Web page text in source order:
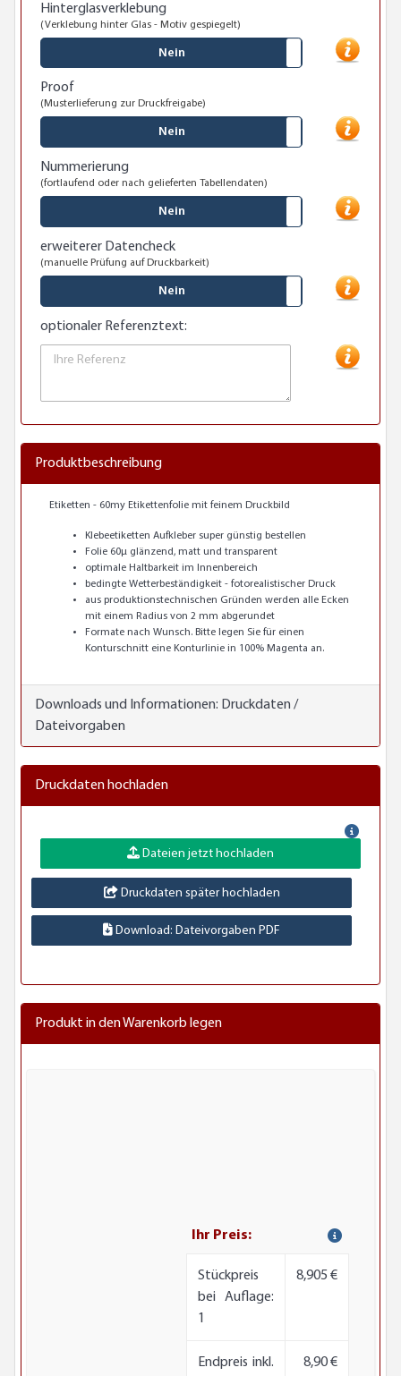
Hinterglasverklebung
(Verklebung hinter Glas - Motiv gespiegelt)
Nein
Proof
(Musterlieferung zur Druckfreigabe)
Nein
Nummerierung
(fortlaufend oder nach gelieferten Tabellendaten)
Nein
erweiterer Datencheck
(manuelle Prüfung auf Druckbarkeit)
Nein
optionaler Referenztext:
Produktbeschreibung
Etiketten - 60my Etikettenfolie mit feinem Druckbild
Klebeetiketten Aufkleber super günstig bestellen
Folie 60µ glänzend, matt und transparent
optimale Haltbarkeit im Innenbereich
bedingte Wetterbeständigkeit - fotorealistischer Druck
aus produktionstechnischen Gründen werden alle Ecken
mit einem Radius von 2 mm abgerundet
Formate nach Wunsch. Bitte legen Sie für einen
Konturschnitt eine Konturlinie in 100% Magenta an.
Downloads und Informationen: Druckdaten /
Dateivorgaben
Druckdaten hochladen
Dateien jetzt hochladen
Druckdaten später hochladen
Download: Dateivorgaben PDF
Produkt in den Warenkorb legen
Ihr Preis:
Stückpreis
bei Auflage:
1
8,905 €
Endpreis inkl. 8,90 €